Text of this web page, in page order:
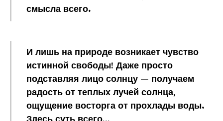
смысла всего.
И лишь на природе возникает чувство
истинной свободы! Даже просто
подставляя лицо солнцу — получаем
радость от теплых лучей солнца,
ощущение восторга от прохлады воды.